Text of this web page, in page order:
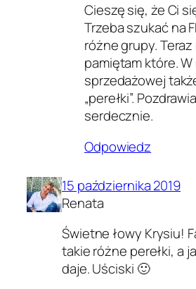
Cieszę się, że Ci
Trzeba szukać na
różne grupy.
pamiętam które.
sprzedażowej
„perełki”.
serdecznie.
Odpowiedz
15 października 2019
Renata
Świetne łowy Krysiu!
takie różne perełki, a
daje. Uściski 🙂